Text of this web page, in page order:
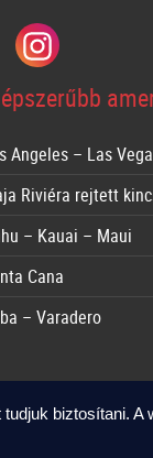
Angeles – Las
Riviéra rejtett
– Kauai – Maui
Cana
– Varadero
biztosítani.